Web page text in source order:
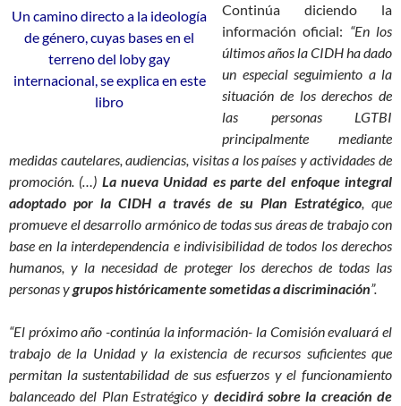
Un camino directo a la ideología
de género, cuyas bases en el
terreno del loby gay
internacional, se explica en este
libro
Continúa diciendo la
información oficial: “En los
últimos años la CIDH ha dado
un especial seguimiento a la
situación de los derechos de
las personas LGTBI
principalmente mediante
medidas cautelares, audiencias, visitas a los países y actividades de
promoción. (…) La nueva Unidad es parte del enfoque integral
adoptado por la CIDH a través de su Plan Estratégico, que
promueve el desarrollo armónico de todas sus áreas de trabajo con
base en la interdependencia e indivisibilidad de todos los derechos
humanos, y la necesidad de proteger los derechos de todas las
personas ygrupos históricamente sometidas a discriminación”.
“El próximo año -continúa la información- la Comisión evaluará el
trabajo de la Unidad y la existencia de recursos suficientes que
permitan la sustentabilidad de sus esfuerzos y el funcionamiento
balanceado del Plan Estratégico y decidirá sobre la creación de